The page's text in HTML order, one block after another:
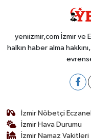
yeniizmir,com İzmir ve
halkın haber alma
İzmir Nöbetçi
İzmir Hava Durumu
İzmir Namaz Vakitleri